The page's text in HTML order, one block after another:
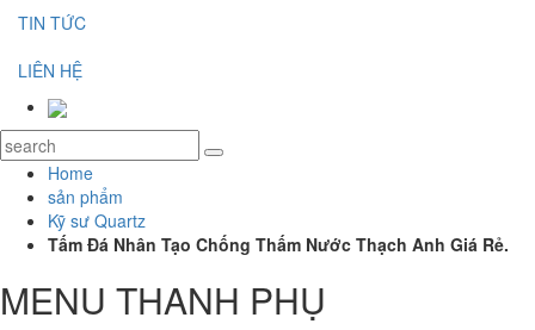
TIN TỨC
LIÊN HỆ
Home
sản phẩm
Kỹ sư Quartz
Tấm Đá Nhân Tạo Chống Thấm Nước Thạch Anh Giá Rẻ.
MENU THANH PHỤ